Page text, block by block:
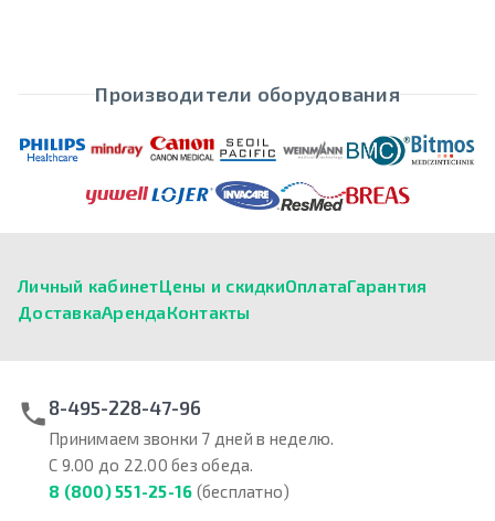
Производители оборудования
Личный кабинетЦены и скидкиОплатаГарантия
ДоставкаАрендаКонтакты
8-495-228-47-96
Принимаем звонки 7 дней в неделю.
С 9.00 до 22.00 без обеда.
8 (800) 551-25-16 (бесплатно)